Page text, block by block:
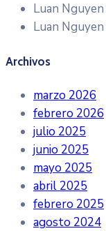
Luan Nguyen
Luan Nguyen
Archivos
marzo 2026
febrero 2026
julio 2025
junio 2025
mayo 2025
abril 2025
febrero 2025
agosto 2024